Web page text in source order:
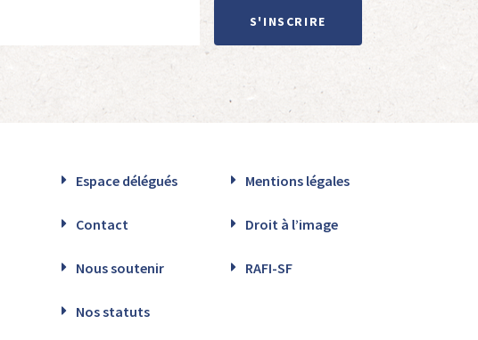
S'INSCRIRE
Espace délégués Mentions légales
Contact Droit à l’image
Nous soutenir RAFI-SF
Nos statuts